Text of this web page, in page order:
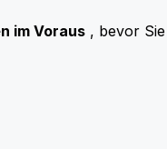
im Voraus , bevor